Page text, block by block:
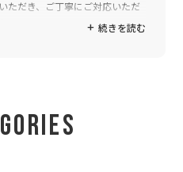
ただき、ご丁寧にご対応いただ
。
際にお世話になりたいと思いま
続きを読む